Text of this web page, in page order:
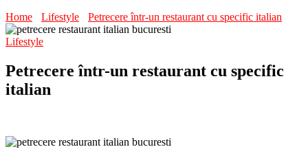
Home
Lifestyle Petrecere într-un restaurant cu specific italian
Lifestyle
Petrecere într-un restaurant cu specific
italian